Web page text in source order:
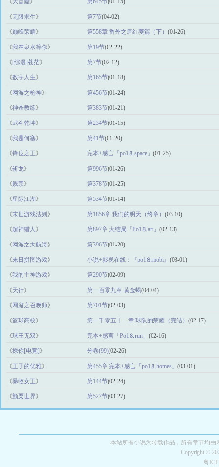
《大冒险》 第645节(01-15)
《无限求生》 第7节(04-02)
《巅峰荣耀》 第558章 番外之唐红菱篇（下） (01-26)
《我在泉水等你》 第19节(02-22)
《 [综漫]苍茫》 第7节(02-12)
《数字人生》 第165节(01-18)
《 网游之枪神》 第456节(01-24)
《神奇教练》 第383节(01-21)
《武斗乾坤》 第234节(01-15)
《我是何塞》 第41节(01-20)
《锋位之王》 完本+感言「po1⒏space」 (01-25)
《斩龙》 第996节(01-26)
《贱宗》 第378节(01-25)
《星际江湖 》 第534节(01-14)
《末世游戏法则 》 第1856章 我们的明天（终章） (03-10)
《超神猎人 》 第897章 大结局「Рo1⒏аrt」 (02-13)
《 网游之大航海》 第396节(01-20)
《末日拼图游戏》 小说+影视在线：『po1⒏mоbi』 (03-01)
《我的主神游戏》 第290节(02-09)
《天行》 第一百零九章 黄金蝎(04-04)
《 网游之召唤师》 第701节(02-03)
《篮球高校》 第一千零五十一章 球队的荣耀（完结） (02-17)
《球王无双》 完本+感言「Рo1⒏run」 (02-16)
《撩你[电竞] 》 分卷(99)(02-26)
《王子的优雅》 第455章 完本+感言「po1⒏homes」 (03-01)
《暴牧女王》 第144节(02-24)
《颤栗世界》 第527节(03-27)
本站所有小说为转载作品，所有章节均
Copyright ©
粤